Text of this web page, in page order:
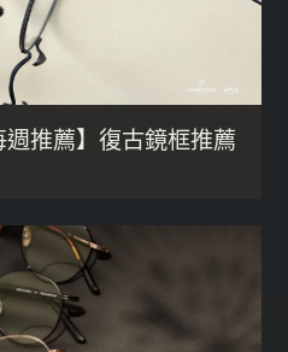
週推薦】復古鏡框推薦